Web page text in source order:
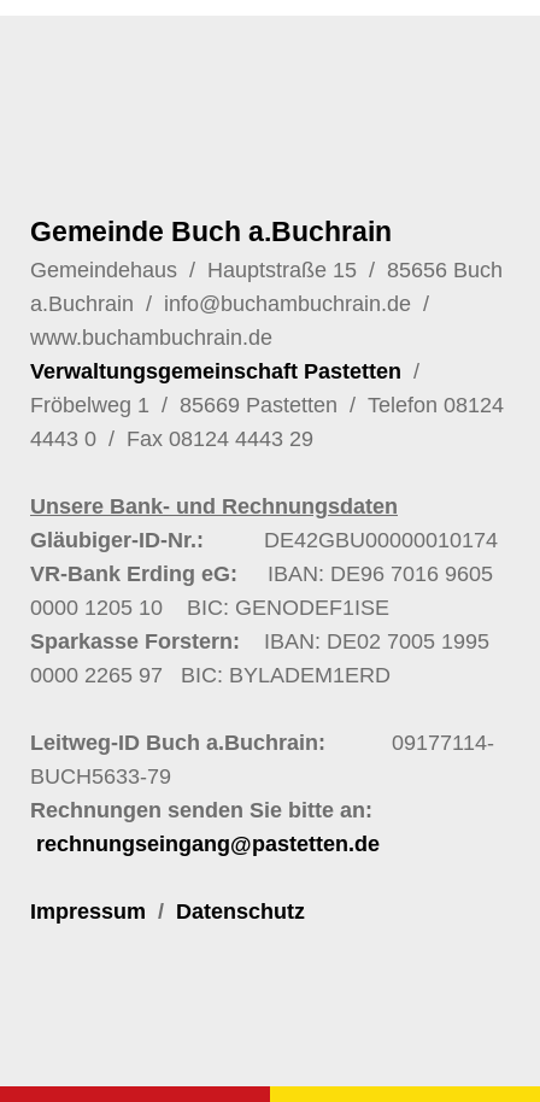
Gemeinde Buch a.Buchrain
Gemeindehaus / Hauptstraße 15 / 85656 Buch
a.Buchrain / info@buchambuchrain.de /
www.buchambuchrain.de
Verwaltungsgemeinschaft Pastetten /
Fröbelweg 1 / 85669 Pastetten / Telefon 08124
4443 0 / Fax 08124 4443 29
Unsere Bank- und Rechnungsdaten
Gläubiger-ID-Nr.:
DE42GBU00000010174
VR-Bank Erding eG:
IBAN: DE96 7016 9605
0000 1205 10
BIC: GENODEF1ISE
Sparkasse Forstern:
IBAN: DE02 7005 1995
0000 2265 97
BIC: BYLADEM1ERD
Leitweg-ID Buch a.Buchrain: 09177114-
BUCH5633-79
Rechnungen senden Sie bitte an:
rechnungseingang@pastetten.de
Impressum / Datenschutz